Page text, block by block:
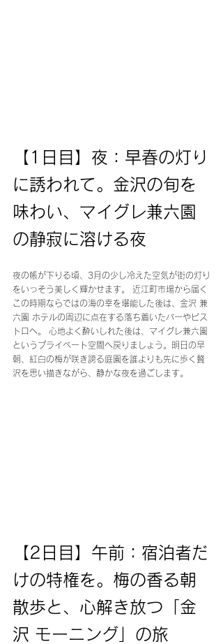
【1日目】夜：早春の灯り
に誘われて。金沢の旬を
味わい、マイグレ兼六園
の静寂に溶ける夜
夜の帳が下りる頃、3月の少し冷えた空気が街の灯り
をいっそう美しく輝かせます。 近江町市場から届く
この時期ならではの海の幸を堪能した後は、金沢 兼
六園 ホテルの周辺に点在する落ち着いたバーやビス
トロへ。 心地よく酔いしれた後は、マイグレ兼六園
というプライベート空間へ戻りましょう。明日の早
朝、紅白の梅が咲き誇る庭園を誰よりも先に歩く贅
沢を思い描きながら、静かな夜を過ごします。
【2日目】午前：宿泊者だ
けの特権を。梅の香る朝
散歩と、心解き放つ「金
沢 モーニング」の旅